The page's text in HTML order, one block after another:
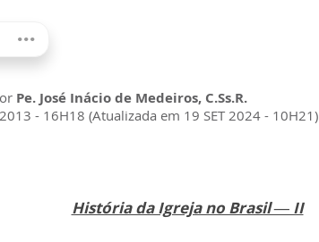
Pe. José Inácio de Medeiros, C.Ss.R.
- 16H18 (Atualizada em 19 SET 2024 - 10H21)
História da Igreja no Brasil — II